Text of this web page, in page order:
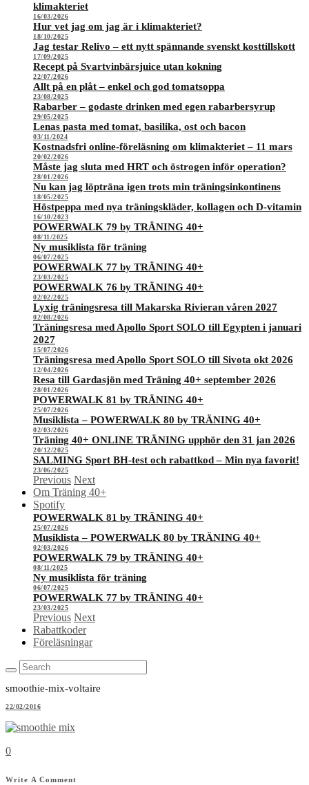
klimakteriet
16/03/2026
Hur vet jag om jag är i klimakteriet?
18/10/2025
Jag testar Relivo – ett nytt spännande svenskt kosttillskott
17/09/2025
Recept på Svartvinbärsjuice utan kokning
22/07/2026
Allt på en plåt – enkel och god tomatsoppa
23/08/2025
Rabarber – godaste drinken med egen rabarbersyrup
29/05/2025
Lenas pasta med tomat, basilika, ost och bacon
03/11/2024
Kostnadsfri online-föreläsning om klimakteriet – 11 mars
20/02/2026
Måste jag sluta med HRT och östrogen inför operation?
28/01/2026
Nu kan jag löpträna igen trots min träningsinkontinens
18/05/2025
Höstpeppa med nya träningskläder, kollagen och D-vitamin
16/10/2023
POWERWALK 79 by TRÄNING 40+
08/11/2025
Ny musiklista för träning
06/07/2025
POWERWALK 77 by TRÄNING 40+
23/03/2025
POWERWALK 76 by TRÄNING 40+
02/02/2025
Lyxig träningsresa till Makarska Rivieran våren 2027
02/08/2026
Träningsresa med Apollo Sport SOLO till Egypten i januari
2027
15/07/2026
Träningsresa med Apollo Sport SOLO till Sivota okt 2026
12/04/2026
Resa till Gardasjön med Träning 40+ september 2026
28/01/2026
POWERWALK 81 by TRÄNING 40+
25/07/2026
Musiklista – POWERWALK 80 by TRÄNING 40+
02/03/2026
Träning 40+ ONLINE TRÄNING upphör den 31 jan 2026
20/12/2025
SALMING Sport BH-test och rabattkod – Min nya favorit!
23/06/2025
Previous Next
Om Träning 40+
Spotify
POWERWALK 81 by TRÄNING 40+
25/07/2026
Musiklista – POWERWALK 80 by TRÄNING 40+
02/03/2026
POWERWALK 79 by TRÄNING 40+
08/11/2025
Ny musiklista för träning
06/07/2025
POWERWALK 77 by TRÄNING 40+
23/03/2025
Previous Next
Rabattkoder
Föreläsningar
smoothie-mix-voltaire
22/02/2016
0
Write A Comment